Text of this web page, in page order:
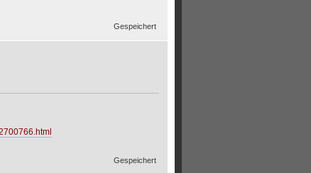
Gespeichert
Gespeichert